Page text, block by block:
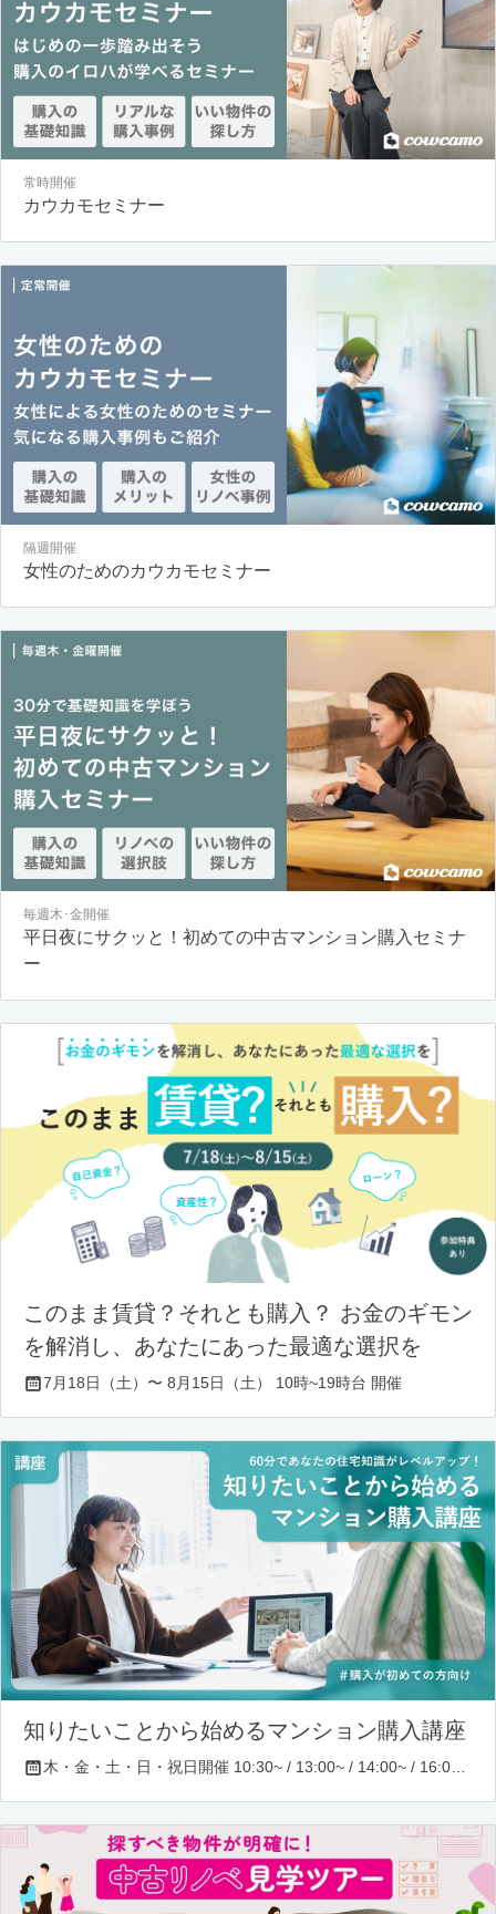
常時開催
カウカモセミナー
隔週開催
女性のためのカウカモセミナー
毎週木･金開催
平日夜にサクッと！初めての中古マンション購入セミナ
ー
このまま賃貸？それとも購入？ お金のギモン
を解消し、あなたにあった最適な選択を
7月18日（土）〜 8月15日（土） 10時~19時台 開催
知りたいことから始めるマンション購入講座
木・金・土・日・祝日開催 10:30~ / 13:00~ / 14:00~ / 16:00~ / 17:00~/ 18:30~/ 19:30~